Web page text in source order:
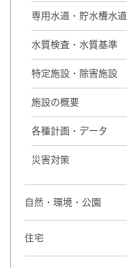
専用水道・貯水槽水道
水質検査・水質基準
特定施設・除害施設
施設の概要
各種計画・データ
災害対策
自然・環境・公園
住宅